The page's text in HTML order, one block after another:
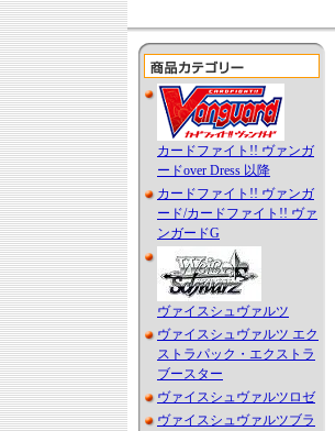
カードファイト!! ヴァンガ
ードover Dress 以降
カードファイト!! ヴァンガ
ード/カードファイト!! ヴァ
ンガードG
ヴァイスシュヴァルツ
ヴァイスシュヴァルツ エク
ストラパック・エクストラ
ブースター
ヴァイスシュヴァルツロゼ
ヴァイスシュヴァルツブラ